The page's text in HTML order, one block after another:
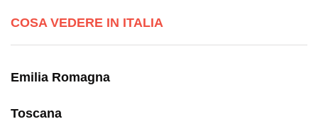
COSA VEDERE IN ITALIA
Emilia Romagna
Toscana